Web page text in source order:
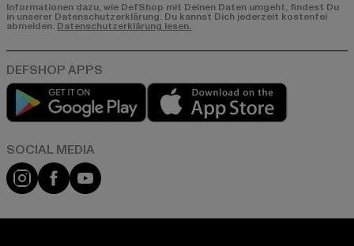
Informationen dazu, wie DefShop mit Deinen Daten umgeht, findest Du
in unserer Datenschutzerklärung. Du kannst Dich jederzeit kostenfei
abmelden. Datenschutzerklärung lesen.
Play market
Instagram
FacebookYouTube